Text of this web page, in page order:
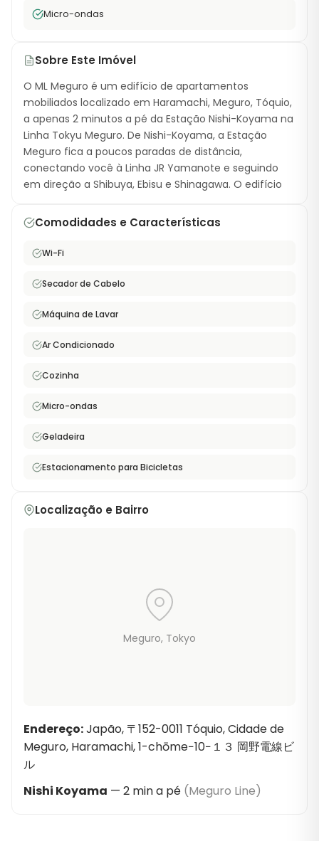
Micro-ondas
Sobre Este Imóvel
O ML Meguro é um edifício de apartamentos
mobiliados localizado em Haramachi, Meguro, Tóquio,
a apenas 2 minutos a pé da Estação Nishi-Koyama na
Linha Tokyu Meguro. De Nishi-Koyama, a Estação
Meguro fica a poucos paradas de distância,
conectando você à Linha JR Yamanote e seguindo
em direção a Shibuya, Ebisu e Shinagawa. O edifício
layout tipo 1K. Os apartamentos vêm mobiliados com
secador de cabelo e WiFi de alta velocidade gratuito.
deslocamento mínimo no seu dia a dia. A região de
com o famoso Rio Meguro (espetacular na época das
mistura de restaurantes locais e internacionais. O
e acolhedora, com uma rua comercial muito popular.
escolha para profissionais que desejam viver em um
dos bairros mais procurados de Tóquio com um
deslocamento para a estação incrivelmente curto.
Comodidades e Características
Wi-Fi
Secador de Cabelo
Máquina de Lavar
Ar Condicionado
Cozinha
Micro-ondas
Geladeira
Estacionamento para Bicicletas
Localização e Bairro
Meguro, Tokyo
Endereço:Japão, 〒152-0011 Tóquio, Cidade de
Meguro, Haramachi, 1-chōme−10−１３ 岡野電線ビ
ル
Nishi Koyama — 2 min a pé (Meguro Line)